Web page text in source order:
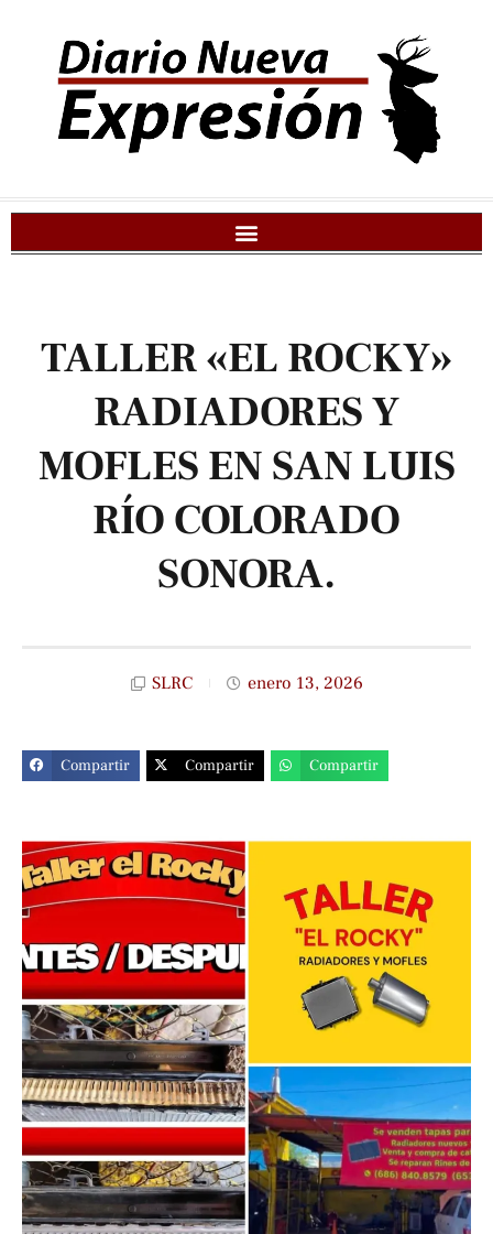
TALLER «EL ROCKY»
RADIADORES Y
MOFLES EN SAN LUIS
RÍO COLORADO
SONORA.
SLRC enero 13, 2026
Compartir Compartir Compartir